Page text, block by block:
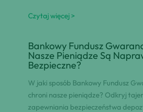
Czytaj więcej >
Bankowy Fundusz
Nasze Pieniądze Są
Bezpieczne?
W jaki sposób Bankowy Fundusz
chroni nasze pieniądze? Odkryj
zapewniania bezpieczeństwa